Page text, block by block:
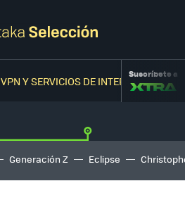
VPN Y SERVICIOS DE INTERNETSuscríbete a
Generación Z Eclipse